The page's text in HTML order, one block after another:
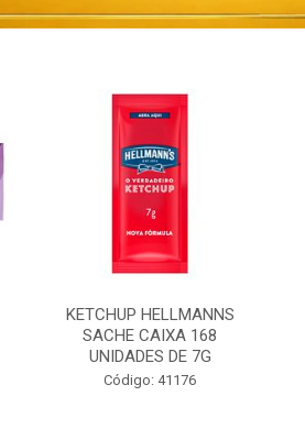
KETCHUP HELLMANNS
SACHE CAIXA 168
UNIDADES DE 7G
Código: 41176